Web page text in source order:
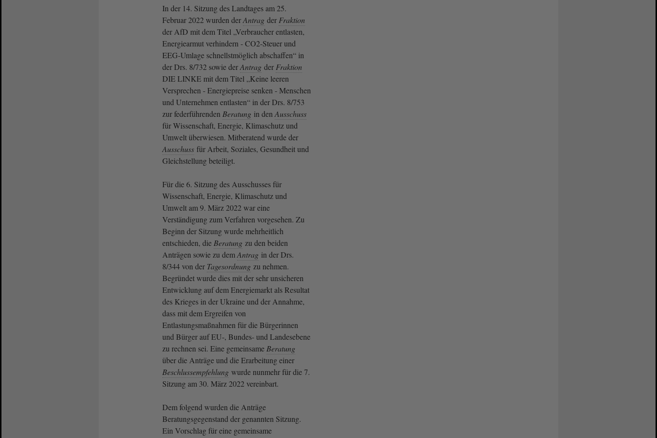
In der 14. Sitzung des Landtages am 25.
Februar 2022 wurden derAntrag der Fraktion
der AfD mit dem Titel „Verbraucher entlasten,
Energiearmut verhindern - CO2-Steuer und
EEG-Umlage schnellstmöglich abschaffen“ in
der Drs. 8/732 sowie derAntrag der Fraktion
DIE LINKE mit dem Titel „Keine leeren
Versprechen - Energiepreise senken - Menschen
und Unternehmen entlasten“ in der Drs. 8/753
zur federführenden Beratung in den Ausschuss
für Wissenschaft, Energie, Klimaschutz und
Umwelt überwiesen. Mitberatend wurde der
Ausschuss für Arbeit, Soziales, Gesundheit und
Gleichstellung beteiligt.
Für die 6. Sitzung des Ausschusses für
Wissenschaft, Energie, Klimaschutz und
Umwelt am 9. März 2022 war eine
Verständigung zum Verfahren vorgesehen. Zu
Beginn der Sitzung wurde mehrheitlich
entschieden, die Beratung zu den beiden
Anträgen sowie zu demAntrag in der Drs.
8/344 von der Tagesordnung zu nehmen.
Begründet wurde dies mit der sehr unsicheren
Entwicklung auf dem Energiemarkt als Resultat
des Krieges in der Ukraine und der Annahme,
dass mit dem Ergreifen von
Entlastungsmaßnahmen für die Bürgerinnen
und Bürger auf EU-, Bundes- und Landesebene
zu rechnen sei. Eine gemeinsame Beratung
über die Anträge und die Erarbeitung einer
Beschlussempfehlung wurde nunmehr für die 7.
Sitzung am 30. März 2022 vereinbart.
Dem folgend wurden die Anträge
Beratungsgegenstand der genannten Sitzung.
Ein Vorschlag für eine gemeinsame